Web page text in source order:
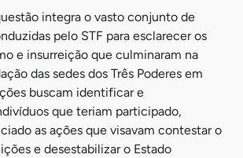
integra o vasto conjunto de
pelo STF para esclarecer os
e insurreição que culminaram na
das sedes dos Três Poderes em
buscam identificar e
que teriam participado,
as ações que visavam contestar o
e desestabilizar o Estado